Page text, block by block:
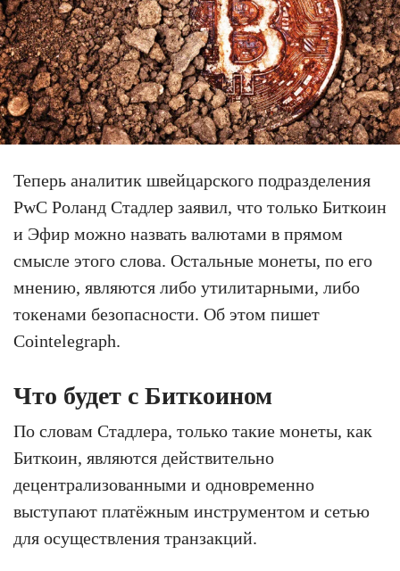
Теперь аналитик швейцарского подразделения
PwC Роланд Стадлер заявил, что только Биткоин
и Эфир можно назвать валютами в прямом
смысле этого слова. Остальные монеты, по его
мнению, являются либо утилитарными, либо
токенами безопасности. Об этом пишет
Cointelegraph.
Что будет с Биткоином
По словам Стадлера, только такие монеты, как
Биткоин, являются действительно
децентрализованными и одновременно
выступают платёжным инструментом и сетью
для осуществления транзакций.